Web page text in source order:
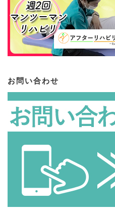
お問い合わせ